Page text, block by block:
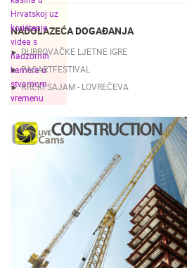
NADOLAZEĆA DOGAĐANJA
DUBROVAČKE LJETNE IGRE
PAGARTFESTIVAL
KRČKI SAJAM - LOVREČEVA